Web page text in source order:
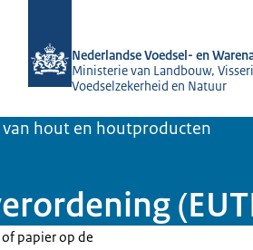
Nederlandse Voedsel- en
Ministerie van Landbouw,
Voedselzekerheid en Natuur
hout en houtproducten
papier op de